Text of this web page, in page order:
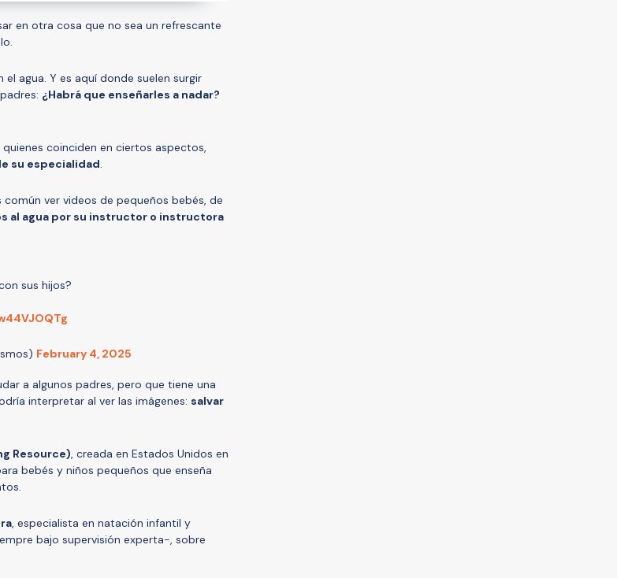
en otra cosa que no sea un refrescante
agua. Y es aquí donde suelen surgir
¿Habrá que enseñarles a nadar?
coinciden en ciertos aspectos,
su especialidad.
ver videos de pequeños bebés, de
al agua por su instructor o instructora
sus hijos?
February 4, 2025
a algunos padres, pero que tiene una
interpretar al ver las imágenes: salvar
Resource), creada en Estados Unidos en
bebés y niños pequeños que enseña
, especialista en natación infantil y
bajo supervisión experta-, sobre